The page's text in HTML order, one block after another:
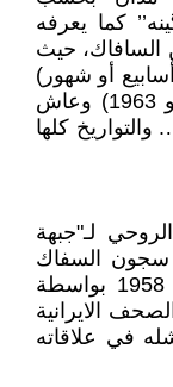
كما يعرفه
السافاك، حيث
أو شهور)
وتم تهريبه إلى قطر في العام (1962 أو 1963) وعاش
الجديدة’’ حتى العام 1974 …. والتواريخ كلها
لـ"جبهة
سجون السفاك
سنة 1956، بل اغتيل في طهران عام 1958 بواسطة
الايرانية
في علاقاته